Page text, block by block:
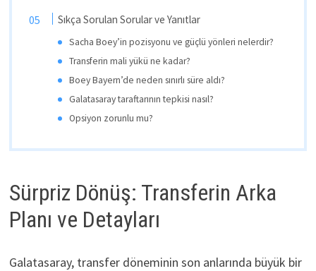
Sıkça Sorulan Sorular ve Yanıtlar
Sacha Boey’in pozisyonu ve güçlü yönleri nelerdir?
Transferin mali yükü ne kadar?
Boey Bayern’de neden sınırlı süre aldı?
Galatasaray taraftarının tepkisi nasıl?
Opsiyon zorunlu mu?
Sürpriz Dönüş: Transferin Arka
Planı ve Detayları
Galatasaray, transfer döneminin son anlarında büyük bir